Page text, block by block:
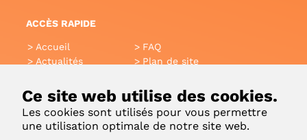
Ce site web utilise des cookies.
Les cookies sont utilisés pour vous permettre
une utilisation optimale de notre site web.
ACCÈS RAPIDE
Accueil
Actualités
Glossaire
Liens utiles
Contact
FAQ
Plan de site
Intranet
Applications Mobiles